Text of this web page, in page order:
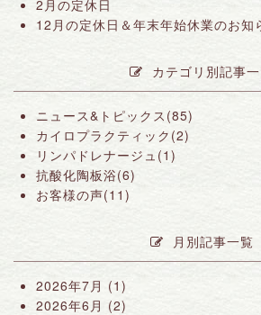
2月の定休日
12月の定休日＆年末年始休業のお知
カテゴリ別記事
ニュース&トピックス(85)
カイロプラクティック(2)
リンパドレナージュ(1)
抗酸化陶板浴(6)
お客様の声(11)
月別記事一覧
2026年7月 (1)
2026年6月 (2)